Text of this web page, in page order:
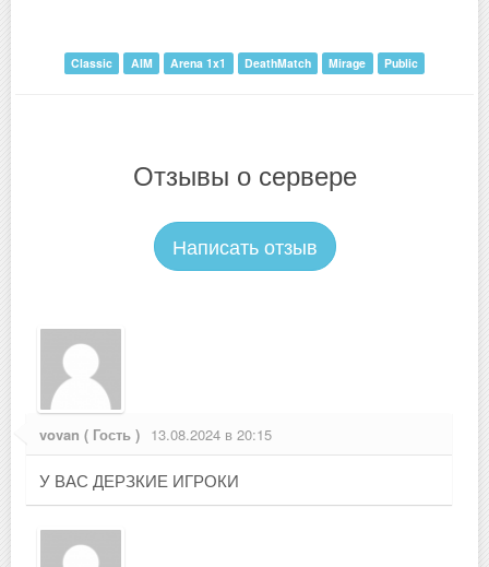
Classic AIM Arena 1x1 DeathMatch Mirage Public
Отзывы о сервере
Написать отзыв
vovan ( Гость ) 13.08.2024 в 20:15
У ВАС ДЕРЗКИЕ ИГРОКИ